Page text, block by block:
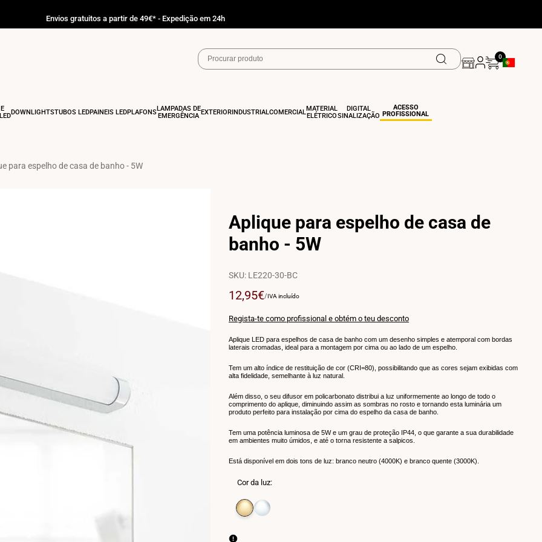
Envios gratuitos a partir de 49€* - Expedição em 24h
0
Botão De
DOWNLIGHTSTUBOS LEDPAINÉIS LEDPLAFONSLÂMPADAS DE
EMERGÊNCIAEXTERIORINDUSTRIAL COMERCIAL MATERIAL
ELÉTRICO
DIGITAL
SINALIZAÇÃO
ACESSO
PROFISSIONAL
para espelho de casa de banho - 5W
Aplique para espelho de casa de
banho - 5W
SKU: LE220-30-BC
Preço
venda
12,95€PREÇO
/POR
IVA incluído
Regista-te como profissional e obtém o teu desconto
Aplique LED para espelhos de casa de banho com um desenho simples e atemporal com bordas
laterais cromadas, ideal para a montagem por cima ou ao lado de um espelho.
Tem um alto índice de restituição de cor (CRI=80), possibilitando que as cores sejam exibidas com
alta fidelidade, semelhante à luz natural.
Além disso, o seu difusor em policarbonato distribui a luz uniformemente ao longo de todo o
comprimento do aplique, diminuindo assim as sombras no rosto e tornando esta luminária um
produto perfeito para instalação por cima do espelho da casa de banho.
Tem uma potência luminosa de 5W e um grau de proteção IP44, o que garante a sua durabilidade
em ambientes muito úmidos, e até o torna resistente a salpicos.
Está disponível em dois tons de luz: branco neutro (4000K) e branco quente (3000K).
Cor da luz:
Variante
Branco
3000K